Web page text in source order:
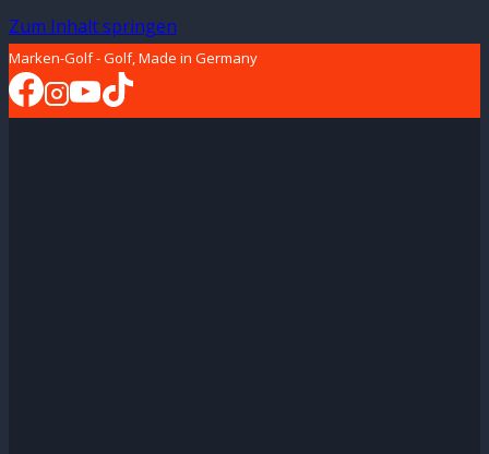
Zum Inhalt springen
Marken-Golf - Golf, Made in Germany